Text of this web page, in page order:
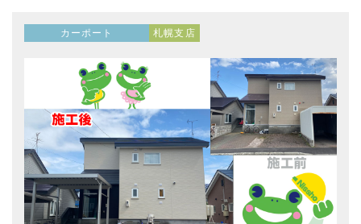
カーポート 札幌支店